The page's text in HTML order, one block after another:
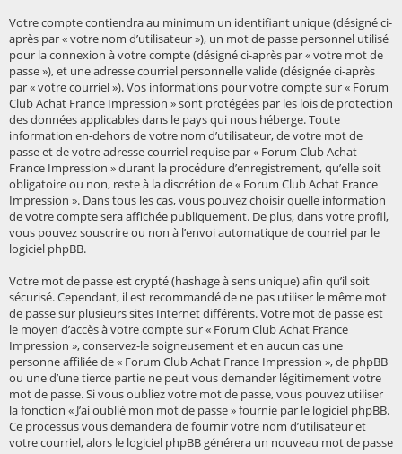
Votre compte contiendra au minimum un identifiant unique (désigné ci-
après par « votre nom d’utilisateur »), un mot de passe personnel utilisé
pour la connexion à votre compte (désigné ci-après par « votre mot de
passe »), et une adresse courriel personnelle valide (désignée ci-après
par « votre courriel »). Vos informations pour votre compte sur « Forum
Club Achat France Impression » sont protégées par les lois de protection
des données applicables dans le pays qui nous héberge. Toute
information en-dehors de votre nom d’utilisateur, de votre mot de
passe et de votre adresse courriel requise par « Forum Club Achat
France Impression » durant la procédure d’enregistrement, qu’elle soit
obligatoire ou non, reste à la discrétion de « Forum Club Achat France
Impression ». Dans tous les cas, vous pouvez choisir quelle information
de votre compte sera affichée publiquement. De plus, dans votre profil,
vous pouvez souscrire ou non à l’envoi automatique de courriel par le
logiciel phpBB.
Votre mot de passe est crypté (hashage à sens unique) afin qu’il soit
sécurisé. Cependant, il est recommandé de ne pas utiliser le même mot
de passe sur plusieurs sites Internet différents. Votre mot de passe est
le moyen d’accès à votre compte sur « Forum Club Achat France
Impression », conservez-le soigneusement et en aucun cas une
personne affiliée de « Forum Club Achat France Impression », de phpBB
ou une d’une tierce partie ne peut vous demander légitimement votre
mot de passe. Si vous oubliez votre mot de passe, vous pouvez utiliser
la fonction « J’ai oublié mon mot de passe » fournie par le logiciel phpBB.
Ce processus vous demandera de fournir votre nom d’utilisateur et
votre courriel, alors le logiciel phpBB générera un nouveau mot de passe